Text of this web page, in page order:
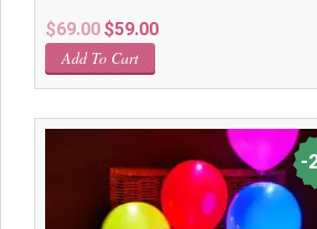
$69.00 Original
price
was:
$59.00Current
Add To Cart